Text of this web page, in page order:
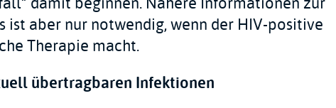
ist aber nur notwendig, wenn der HIV-positive
Therapie macht.
übertragbaren Infektionen